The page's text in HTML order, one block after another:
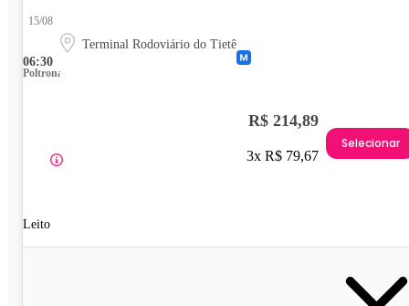
06:30
15/08
Terminal Rodoviário do Tietê
Poltrona
Leito
R$ 214,89
3x R$ 79,67
Selecionar